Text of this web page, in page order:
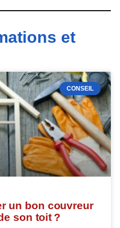
et
CONSEIL
un bon couvreur
son toit ?